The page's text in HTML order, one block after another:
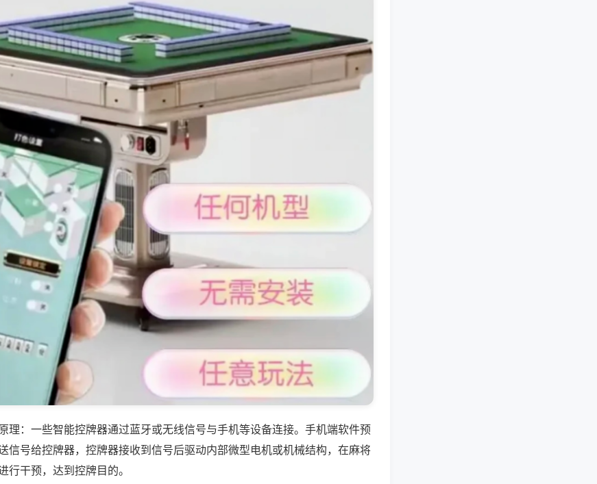
理：一些智能控牌器通过蓝牙或无线信号与手机等设备连接。手机端软件预
信号给控牌器，控牌器接收到信号后驱动内部微型电机或机械结构，在麻将
行干预，达到控牌目的。